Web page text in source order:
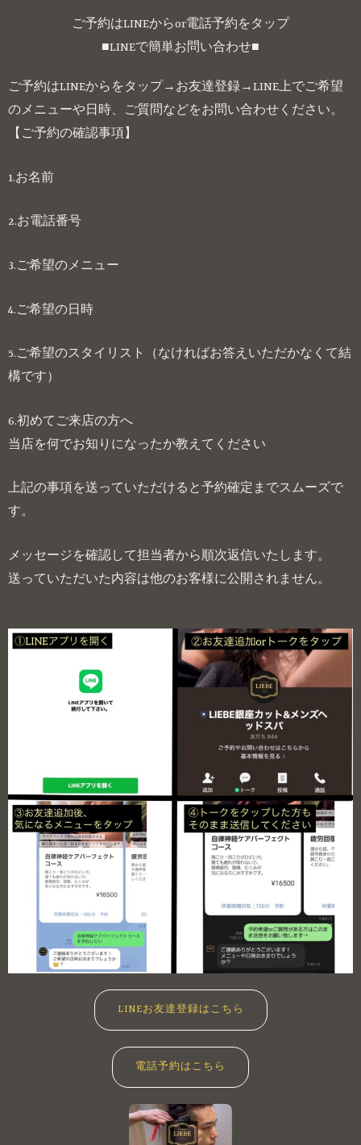
ご予約はLINEからor電話予約をタップ
■LINEで簡単お問い合わせ■
ご予約はLINEからをタップ→お友達登録→LINE上でご希望
のメニューや日時、ご質問などをお問い合わせください。
【ご予約の確認事項】
1.お名前
2.お電話番号
3.ご希望のメニュー
4.ご希望の日時
5.ご希望のスタイリスト（なければお答えいただかなくて結
構です）
6.初めてご来店の方へ
当店を何でお知りになったか教えてください
上記の事項を送っていただけると予約確定までスムーズで
す。
メッセージを確認して担当者から順次返信いたします。
送っていただいた内容は他のお客様に公開されません。
LINEお友達登録はこちら
電話予約はこちら